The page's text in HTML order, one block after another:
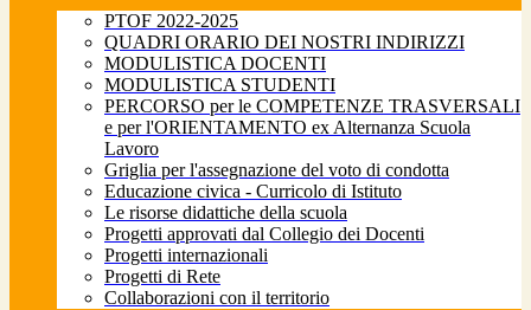
PTOF 2022-2025
QUADRI ORARIO DEI NOSTRI INDIRIZZI
MODULISTICA DOCENTI
MODULISTICA STUDENTI
PERCORSO per le COMPETENZE TRASVERSALI
e per l'ORIENTAMENTO ex Alternanza Scuola
Lavoro
Griglia per l'assegnazione del voto di condotta
Educazione civica - Curricolo di Istituto
Le risorse didattiche della scuola
Progetti approvati dal Collegio dei Docenti
Progetti internazionali
Progetti di Rete
Collaborazioni con il territorio